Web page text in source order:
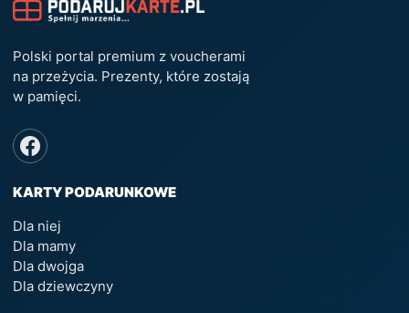
Polski portal premium z voucherami
na przeżycia. Prezenty, które zostają
w pamięci.
KARTY PODARUNKOWE
Dla niej
Dla mamy
Dla dwojga
Dla dziewczyny